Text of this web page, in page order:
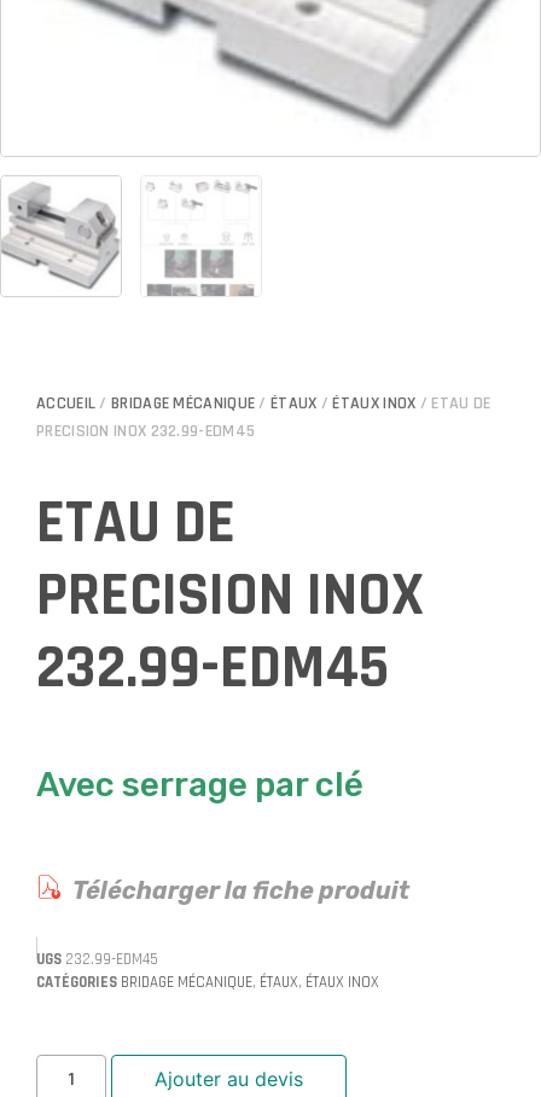
ACCUEIL /BRIDAGE MÉCANIQUE /ÉTAUX /ÉTAUX INOX / ETAU DE
PRECISION INOX 232.99-EDM45
ETAU DE
PRECISION INOX
232.99-EDM45
Avec serrage par clé
Télécharger la fiche produit
UGS 232.99-EDM45
CATÉGORIES BRIDAGE MÉCANIQUE, ÉTAUX, ÉTAUX INOX
Ajouter au devis